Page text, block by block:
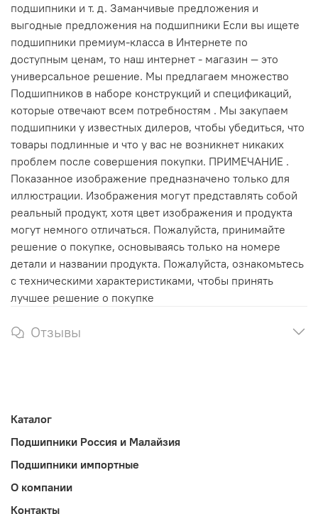
подшипники и т. д. Заманчивые предложения и
выгодные предложения на подшипники Если вы ищете
подшипники премиум-класса в Интернете по
доступным ценам, то наш интернет - магазин — это
универсальное решение. Мы предлагаем множество
Подшипников в наборе конструкций и спецификаций,
которые отвечают всем потребностям . Мы закупаем
подшипники у известных дилеров, чтобы убедиться, что
товары подлинные и что у вас не возникнет никаких
проблем после совершения покупки. ПРИМЕЧАНИЕ .
Показанное изображение предназначено только для
иллюстрации. Изображения могут представлять собой
реальный продукт, хотя цвет изображения и продукта
могут немного отличаться. Пожалуйста, принимайте
решение о покупке, основываясь только на номере
детали и названии продукта. Пожалуйста, ознакомьтесь
с техническими характеристиками, чтобы принять
лучшее решение о покупке
Отзывы
Каталог
Подшипники Россия и Малайзия
Подшипники импортные
О компании
Контакты